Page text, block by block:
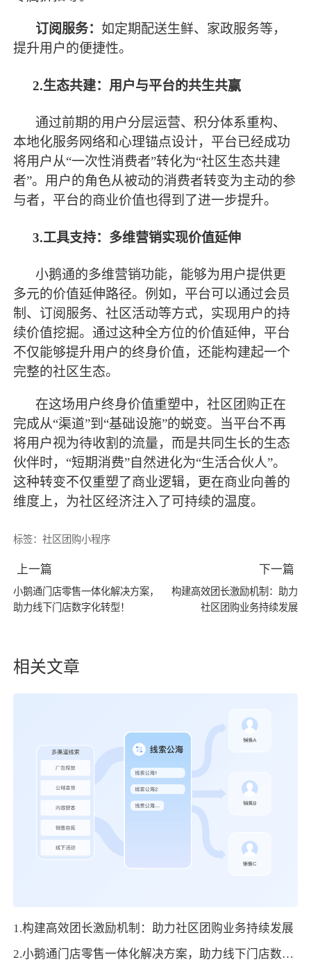
订阅服务： 如定期配送生鲜、家政服务等，
提升用户的便捷性。
2.生态共建：用户与平台的共生共赢
通过前期的用户分层运营、积分体系重构、
本地化服务网络和心理锚点设计，平台已经成功
将用户从“一次性消费者”转化为“社区生态共建
者”。用户的角色从被动的消费者转变为主动的参
与者，平台的商业价值也得到了进一步提升。
3.工具支持：多维营销实现价值延伸
小鹅通的多维营销功能，能够为用户提供更
多元的价值延伸路径。例如，平台可以通过会员
制、订阅服务、社区活动等方式，实现用户的持
续价值挖掘。通过这种全方位的价值延伸，平台
不仅能够提升用户的终身价值，还能构建起一个
完整的社区生态。
在这场用户终身价值重塑中，社区团购正在
完成从“渠道”到“基础设施”的蜕变。当平台不再
将用户视为待收割的流量，而是共同生长的生态
伙伴时，“短期消费”自然进化为“生活合伙人”。
这种转变不仅重塑了商业逻辑，更在商业向善的
维度上，为社区经济注入了可持续的温度。
标签：社区团购小程序
上一篇
小鹅通门店零售一体化解决方案，
助力线下门店数字化转型！
下一篇
构建高效团长激励机制：助力
社区团购业务持续发展
相关文章
1.构建高效团长激励机制：助力社区团购业务持续发展
2.小鹅通门店零售一体化解决方案，助力线下门店数字化转型！